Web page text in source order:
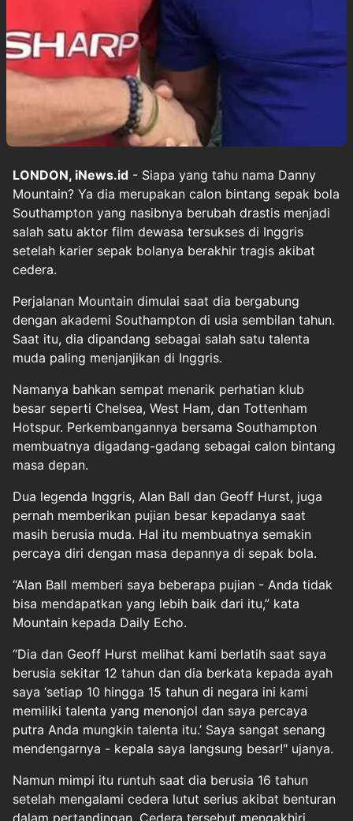
LONDON, iNews.id - Siapa yang tahu nama Danny
Mountain? Ya dia merupakan calon bintang sepak bola
Southampton yang nasibnya berubah drastis menjadi
salah satu aktor film dewasa tersukses di Inggris
setelah karier sepak bolanya berakhir tragis akibat
cedera.
Perjalanan Mountain dimulai saat dia bergabung
dengan akademi Southampton di usia sembilan tahun.
Saat itu, dia dipandang sebagai salah satu talenta
muda paling menjanjikan di Inggris.
Namanya bahkan sempat menarik perhatian klub
besar seperti Chelsea, West Ham, dan Tottenham
Hotspur. Perkembangannya bersama Southampton
membuatnya digadang-gadang sebagai calon bintang
masa depan.
Dua legenda Inggris, Alan Ball dan Geoff Hurst, juga
pernah memberikan pujian besar kepadanya saat
masih berusia muda. Hal itu membuatnya semakin
percaya diri dengan masa depannya di sepak bola.
“Alan Ball memberi saya beberapa pujian - Anda tidak
bisa mendapatkan yang lebih baik dari itu,” kata
Mountain kepada Daily Echo.
“Dia dan Geoff Hurst melihat kami berlatih saat saya
berusia sekitar 12 tahun dan dia berkata kepada ayah
saya ‘setiap 10 hingga 15 tahun di negara ini kami
memiliki talenta yang menonjol dan saya percaya
putra Anda mungkin talenta itu.’ Saya sangat senang
mendengarnya - kepala saya langsung besar!" ujanya.
Namun mimpi itu runtuh saat dia berusia 16 tahun
setelah mengalami cedera lutut serius akibat benturan
dalam pertandingan. Cedera tersebut mengakhiri